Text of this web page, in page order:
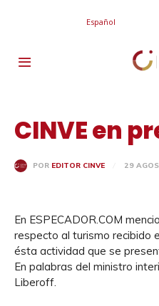
Español
CINVE en
POR EDITOR CINVE 29
En ESPECADOR.COM
respecto al turismo recibido
ésta actividad que se
En palabras del ministro
Liberoff.